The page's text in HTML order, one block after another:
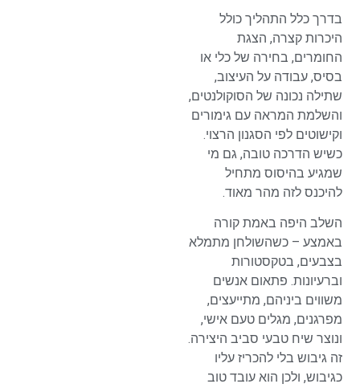
בדרך כלל התהליך כולל
היכרות קצרה, הצגת
החומרים, בחירה של כלי או
בסיס, עבודה על העיצוב,
שתילה נכונה של הסוקולנטים,
והשלמת המראה עם גימורים
וקישוטים לפי הסגנון הרצוי.
כשיש הדרכה טובה, גם מי
שמגיע בהיסוס מתחיל
להיכנס לזה מהר מאוד.
השלב היפה באמת קורה
באמצע – כשהשולחן מתמלא
בצבעים, בטקסטורות
וברעיונות. פתאום אנשים
משווים ביניהם, מתייעצים,
מפרגנים, מגלים טעם אישי,
ונוצר שיח טבעי סביב היצירה.
זה גיבוש בלי להכריז עליו
כגיבוש, ולכן הוא עובד טוב